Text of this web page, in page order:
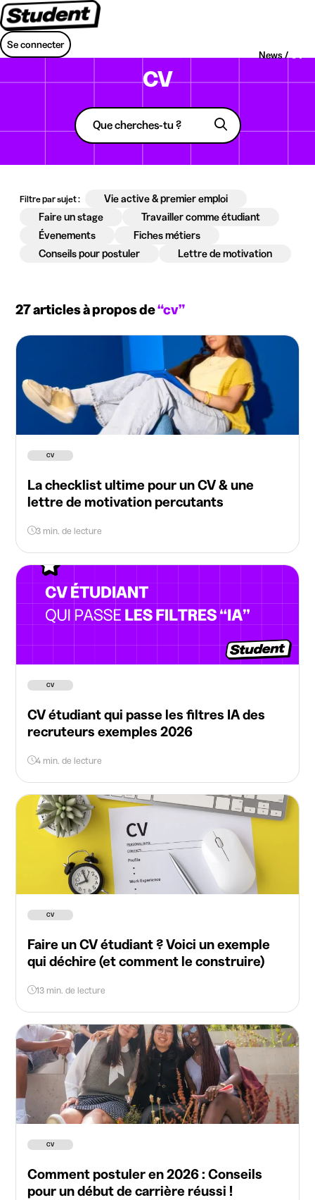
Se connecter
CV
News /CV
Filtre par sujet :
Vie active & premier emploi
Faire un stage
Travailler comme étudiant
Évenements
Fiches métiers
Conseils pour postuler
Lettre de motivation
27 articles à propos de“cv”
CV
La checklist ultime pour un CV & une
lettre de motivation percutants
3 min. de lecture
CV
CV étudiant qui passe les filtres IA des
recruteurs exemples 2026
4 min. de lecture
CV
Faire un CV étudiant ? Voici un exemple
qui déchire (et comment le construire)
13 min. de lecture
CV
Comment postuler en 2026 : Conseils
pour un début de carrière réussi !